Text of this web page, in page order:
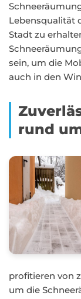
Lebensqualität
Stadt zu
sein, um die
auch in den
rund
profitieren von
um die